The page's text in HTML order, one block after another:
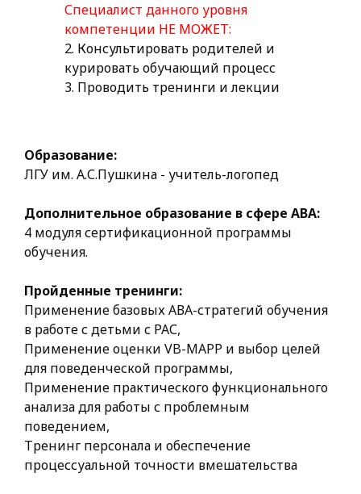
Специалист данного уровня
компетенции НЕ МОЖЕТ:
2. Консультировать родителей и
курировать обучающий процесс
3. Проводить тренинги и лекции
Образование:
ЛГУ им. А.С.Пушкина - учитель-логопед
Дополнительное образование в сфере АВА:
4 модуля сертификационной программы
обучения.
Пройденные тренинги:
Применение базовых АВА-стратегий обучения
в работе с детьми с РАС,
Применение оценки VB-MAPP и выбор целей
для поведенческой программы,
Применение практического функционального
анализа для работы с проблемным
поведением,
Тренинг персонала и обеспечение
процессуальной точности вмешательства